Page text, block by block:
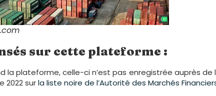
sur cette plateforme :
plateforme, celle-ci n’est pas enregistrée auprès de
2022 surla liste noire de l’Autorité des Marchés